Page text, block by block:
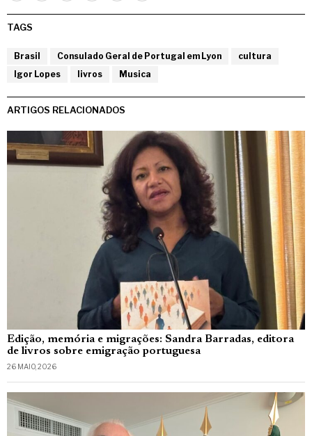
TAGS
Brasil Consulado Geral de Portugal em Lyon
cultura
Igor Lopes
livros Musica
ARTIGOS RELACIONADOS
Edição, memória e migrações: Sandra Barradas, editora
de livros sobre emigração portuguesa
26 MAIO, 2026